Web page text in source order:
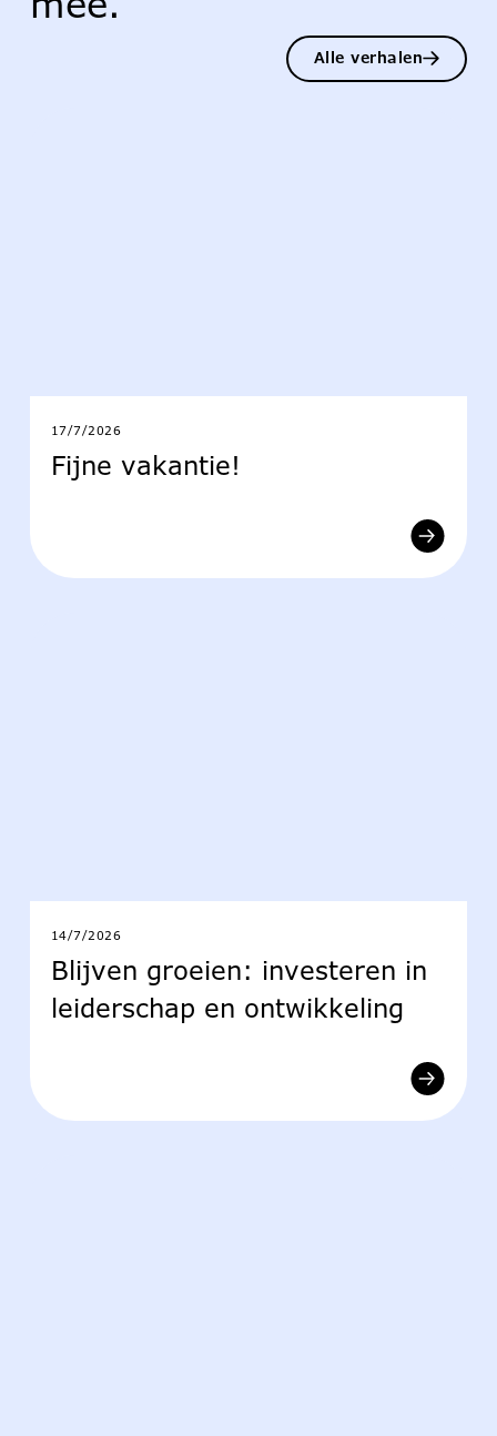
Alle verhalen
17/7/2026
Fijne vakantie!
14/7/2026
Blijven groeien: investeren in
leiderschap en ontwikkeling